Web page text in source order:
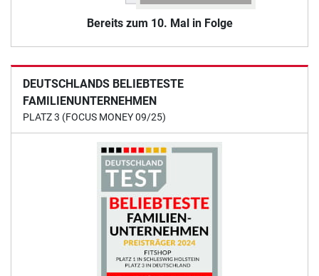
Bereits zum 10. Mal in Folge
DEUTSCHLANDS BELIEBTESTE
FAMILIENUNTERNEHMEN
PLATZ 3 (FOCUS MONEY 09/25)